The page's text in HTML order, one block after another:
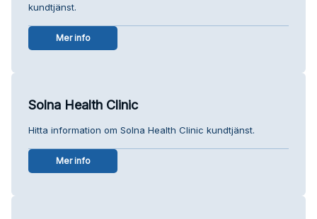
kundtjänst.
Mer info
Solna Health Clinic
Hitta information om Solna Health Clinic kundtjänst.
Mer info